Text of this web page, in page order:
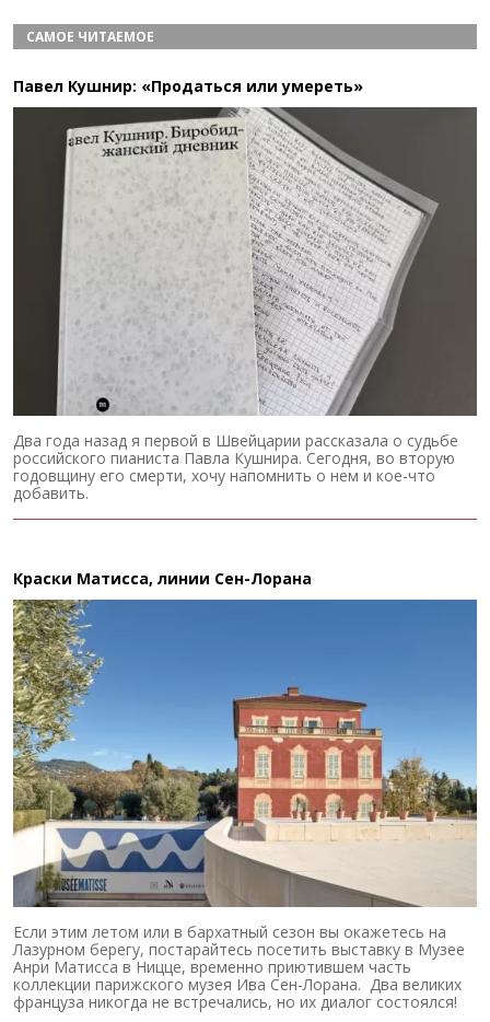
САМОЕ ЧИТАЕМОЕ
Павел Кушнир: «Продаться или умереть»
Два года назад я первой в Швейцарии рассказала о судьбе
российского пианиста Павла Кушнира. Сегодня, во вторую
годовщину его смерти, хочу напомнить о нем и кое-что
добавить.
Краски Матисса, линии Сен-Лорана
Если этим летом или в бархатный сезон вы окажетесь на
Лазурном берегу, постарайтесь посетить выставку в Музее
Анри Матисса в Ницце, временно приютившем часть
коллекции парижского музея Ива Сен-Лорана. Два великих
француза никогда не встречались, но их диалог состоялся!